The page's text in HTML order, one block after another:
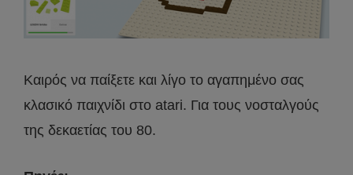
Καιρός να παίξετε και λίγο το αγαπημένο σας
κλασικό παιχνίδι στο atari. Για τους νοσταλγούς
της δεκαετίας του 80.